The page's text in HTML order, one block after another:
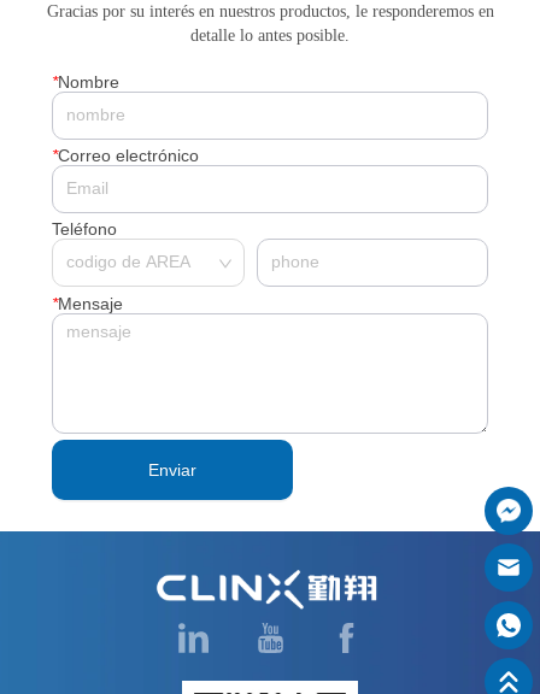
Puntuación Alta
Gracias por su interés en nuestros productos, le responderemos en
detalle lo antes posible.
*Nombre
*Correo electrónico
Teléfono
*Mensaje
Enviar